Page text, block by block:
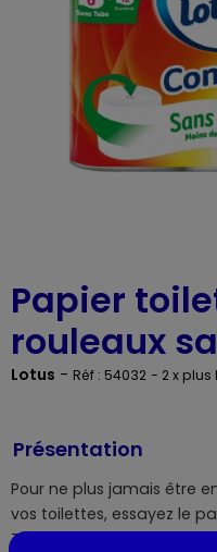
Papier
rouleaux
Lotus - Réf : 54032 - 2 x plus
Présentation
Pour ne plus jamais être
vos toilettes, essayez le
Tube. C'est simple, vous